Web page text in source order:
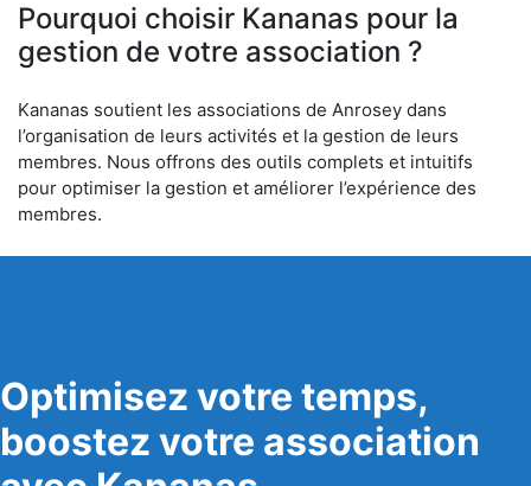
Pourquoi choisir Kananas pour la
gestion de votre association ?
Kananas soutient les associations de Anrosey dans
l’organisation de leurs activités et la gestion de leurs
membres. Nous offrons des outils complets et intuitifs
pour optimiser la gestion et améliorer l’expérience des
membres.
Optimisez votre temps,
boostez votre association